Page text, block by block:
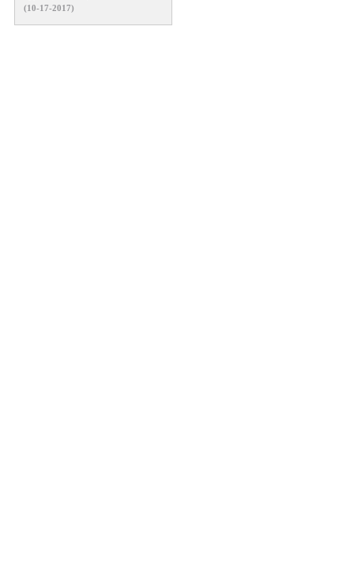
(10-17-2017)